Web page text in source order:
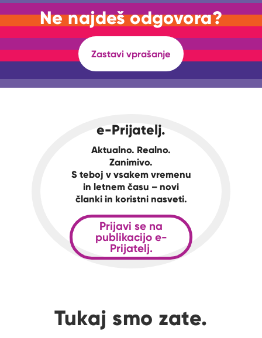
Ne najdeš odgovora?
Zastavi vprašanje
e-Prijatelj.
Aktualno. Realno.
Zanimivo.
S teboj v vsakem vremenu
in letnem času – novi
članki in koristni nasveti.
Prijavi se na
publikacijo e-
Prijatelj.
Tukaj smo zate.